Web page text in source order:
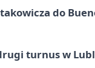
do
turnus w